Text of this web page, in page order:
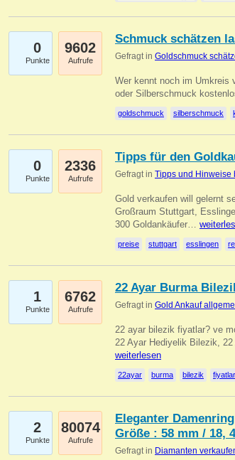
0
Punkte
9602
Aufrufe
Schmuck schätzen
Gefragt in Goldschmuck
Wer kennt noch im Umkreis
oder Silberschmuck
goldschmuck silberschmuck
0
Punkte
2336
Aufrufe
Tipps für den
Gefragt in Tipps und Hinweise
Gold verkaufen will gelernt
Großraum Stuttgart,
300 Goldankäufer…
preise stuttgart esslingen
1
Punkte
6762
Aufrufe
22 Ayar Burma
Gefragt in Gold Ankauf
22 ayar bilezik fiyatlar? ve
22 Ayar Hediyelik Bilezik,
weiterlesen
22ayar burma bilezik
2
Punkte
80074
Aufrufe
Eleganter
Größe : 58 mm / 18,
Gefragt in Diamanten